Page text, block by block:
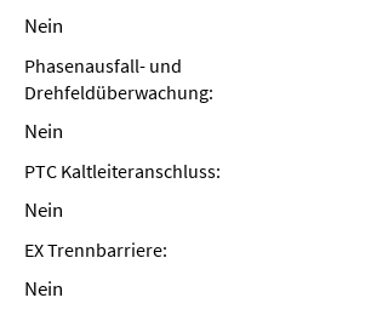
Nein
Phasenausfall- und
Drehfeldüberwachung:
Nein
PTC Kaltleiteranschluss:
Nein
EX Trennbarriere:
Nein